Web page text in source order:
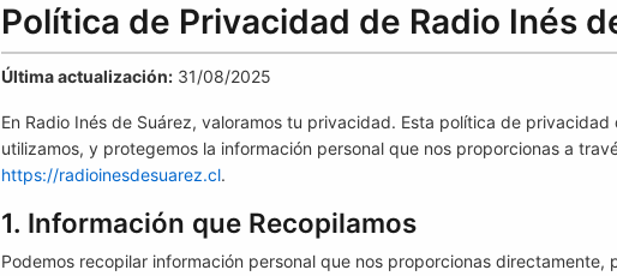
Política de Privacidad de Radio Inés
Última actualización: 31/08/2025
En Radio Inés de Suárez, valoramos tu privacidad. Esta política de
utilizamos, y protegemos la información personal que nos proporcionas a
https://radioinesdesuarez.cl.
1. Información que Recopilamos
Podemos recopilar información personal que nos proporcionas directamente,